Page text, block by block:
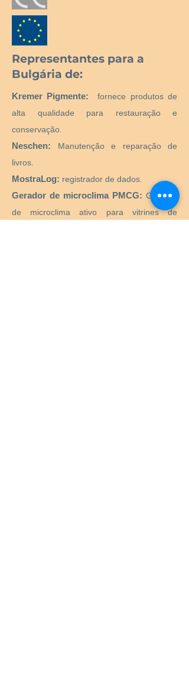
Representantes para a
Bulgária de:
Kremer Pigmente:
fornece produtos de
alta qualidade para restauração e
conservação.
Neschen:
Manutenção e reparação de
livros.
MostraLog: registrador de dados.
Gerador de microclima PMCG: Gerador
de microclima ativo para vitrines de